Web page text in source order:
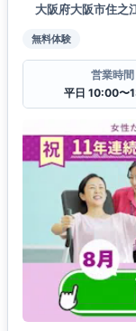
大阪府大阪市住之
無料体験
営業時間
平日 10:00〜